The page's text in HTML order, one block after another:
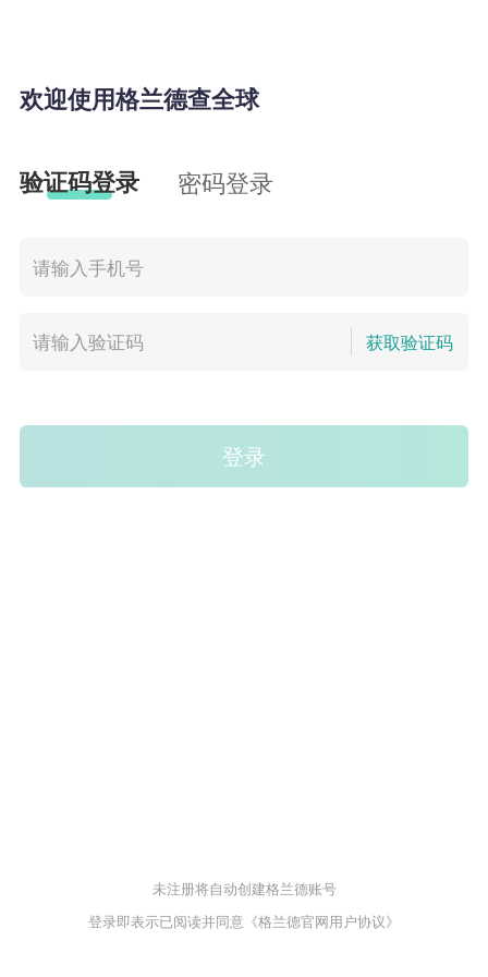
欢迎使用格兰德查全球
验证码登录 密码登录
获取验证码
登录
未注册将自动创建格兰德账号
登录即表示已阅读并同意 《格兰德官网用户协议》